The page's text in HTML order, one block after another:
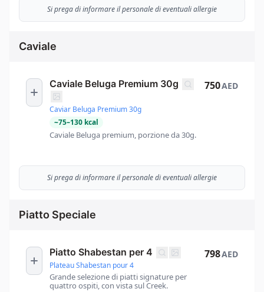
Si prega di informare il personale di eventuali allergie
Caviale
Caviale Beluga Premium 30g
Caviar Beluga Premium 30g
~75–130 kcal
Caviale Beluga premium, porzione da 30g.
750AED
Si prega di informare il personale di eventuali allergie
Piatto Speciale
Piatto Shabestan per 4
Plateau Shabestan pour 4
Grande selezione di piatti signature per
quattro ospiti, con vista sul Creek.
798AED